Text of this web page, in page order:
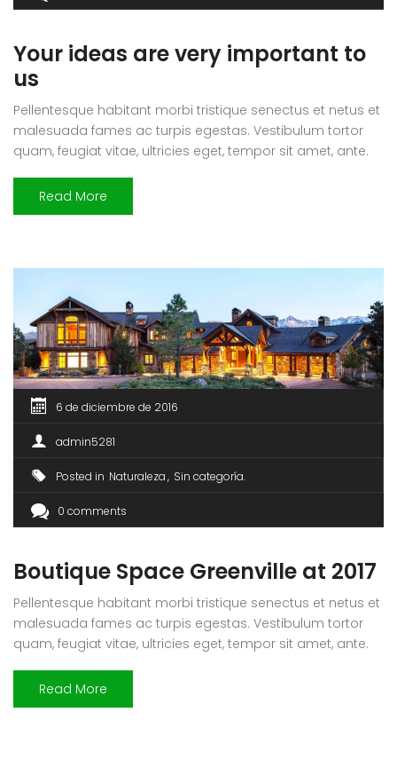
Your ideas are very important to
us
Pellentesque habitant morbi tristique senectus et netus et
malesuada fames ac turpis egestas. Vestibulum tortor
quam, feugiat vitae, ultricies eget, tempor sit amet, ante.
ultricies mi vitae est. Mauris placerat eleifend leo. Quisque
sit amet est et sapien ullamcorper pharetra. Vestibulum
Read More
6 de diciembre de 2016
admin5281
Posted in Naturaleza Sin categoría
0 comments
Boutique Space Greenville at 2017
Pellentesque habitant morbi tristique senectus et netus et
malesuada fames ac turpis egestas. Vestibulum tortor
quam, feugiat vitae, ultricies eget, tempor sit amet, ante.
ultricies mi vitae est. Mauris placerat eleifend leo. Quisque
sit amet est et sapien ullamcorper pharetra. Vestibulum
Read More